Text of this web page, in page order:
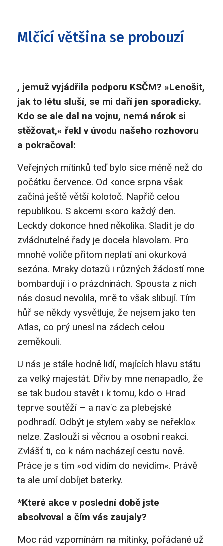
Mlčící většina se probouzí
, jemuž vyjádřila podporu KSČM? »Lenošit,
jak to létu sluší, se mi daří jen sporadicky.
Kdo se ale dal na vojnu, nemá nárok si
stěžovat,« řekl v úvodu našeho rozhovoru
a pokračoval:
Veřejných mítinků teď bylo sice méně než do
počátku července. Od konce srpna však
začíná ještě větší kolotoč. Napříč celou
republikou. S akcemi skoro každý den.
Leckdy dokonce hned několika. Sladit je do
zvládnutelné řady je docela hlavolam. Pro
mnohé voliče přitom neplatí ani okurková
sezóna. Mraky dotazů i různých žádostí mne
bombardují i o prázdninách. Spousta z nich
nás dosud nevolila, mně to však slibují. Tím
hůř se někdy vysvětluje, že nejsem jako ten
Atlas, co prý unesl na zádech celou
zeměkouli.
U nás je stále hodně lidí, majících hlavu státu
za velký majestát. Dřív by mne nenapadlo, že
se tak budou stavět i k tomu, kdo o Hrad
teprve soutěží – a navíc za plebejské
podhradí. Odbýt je stylem »aby se neřeklo«
nelze. Zaslouží si věcnou a osobní reakci.
Zvlášť ti, co k nám nacházejí cestu nově.
Práce je s tím »od vidím do nevidím«. Právě
ta ale umí dobíjet baterky.
*Které akce v poslední době jste
absolvoval a čím vás zaujaly?
Moc rád vzpomínám na mítinky, pořádané už